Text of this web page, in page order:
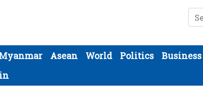
Asean World Politics Business